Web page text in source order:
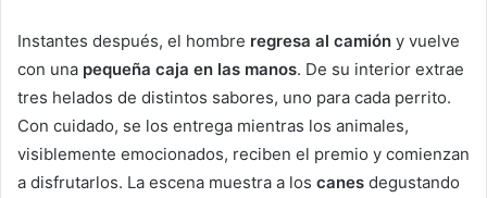
Instantes después, el hombre regresa al camión y vuelve
con una pequeña caja en las manos. De su interior extrae
tres helados de distintos sabores, uno para cada perrito.
Con cuidado, se los entrega mientras los animales,
visiblemente emocionados, reciben el premio y comienzan
a disfrutarlos. La escena muestra a los canes degustando